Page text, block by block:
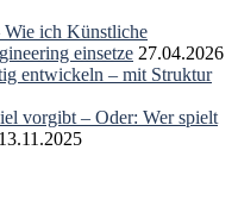
ich Künstliche
einsetze 27.04.2026
entwickeln – mit Struktur
vorgibt – Oder: Wer spielt
13.11.2025